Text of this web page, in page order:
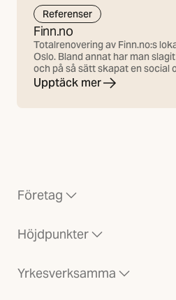
Referenser
Finn.no
Totalrenovering av Finn.no:s
Oslo. Bland annat har man
och på så sätt skapat en social
Upptäck mer
Företag
Höjdpunkter
Yrkesverksamma